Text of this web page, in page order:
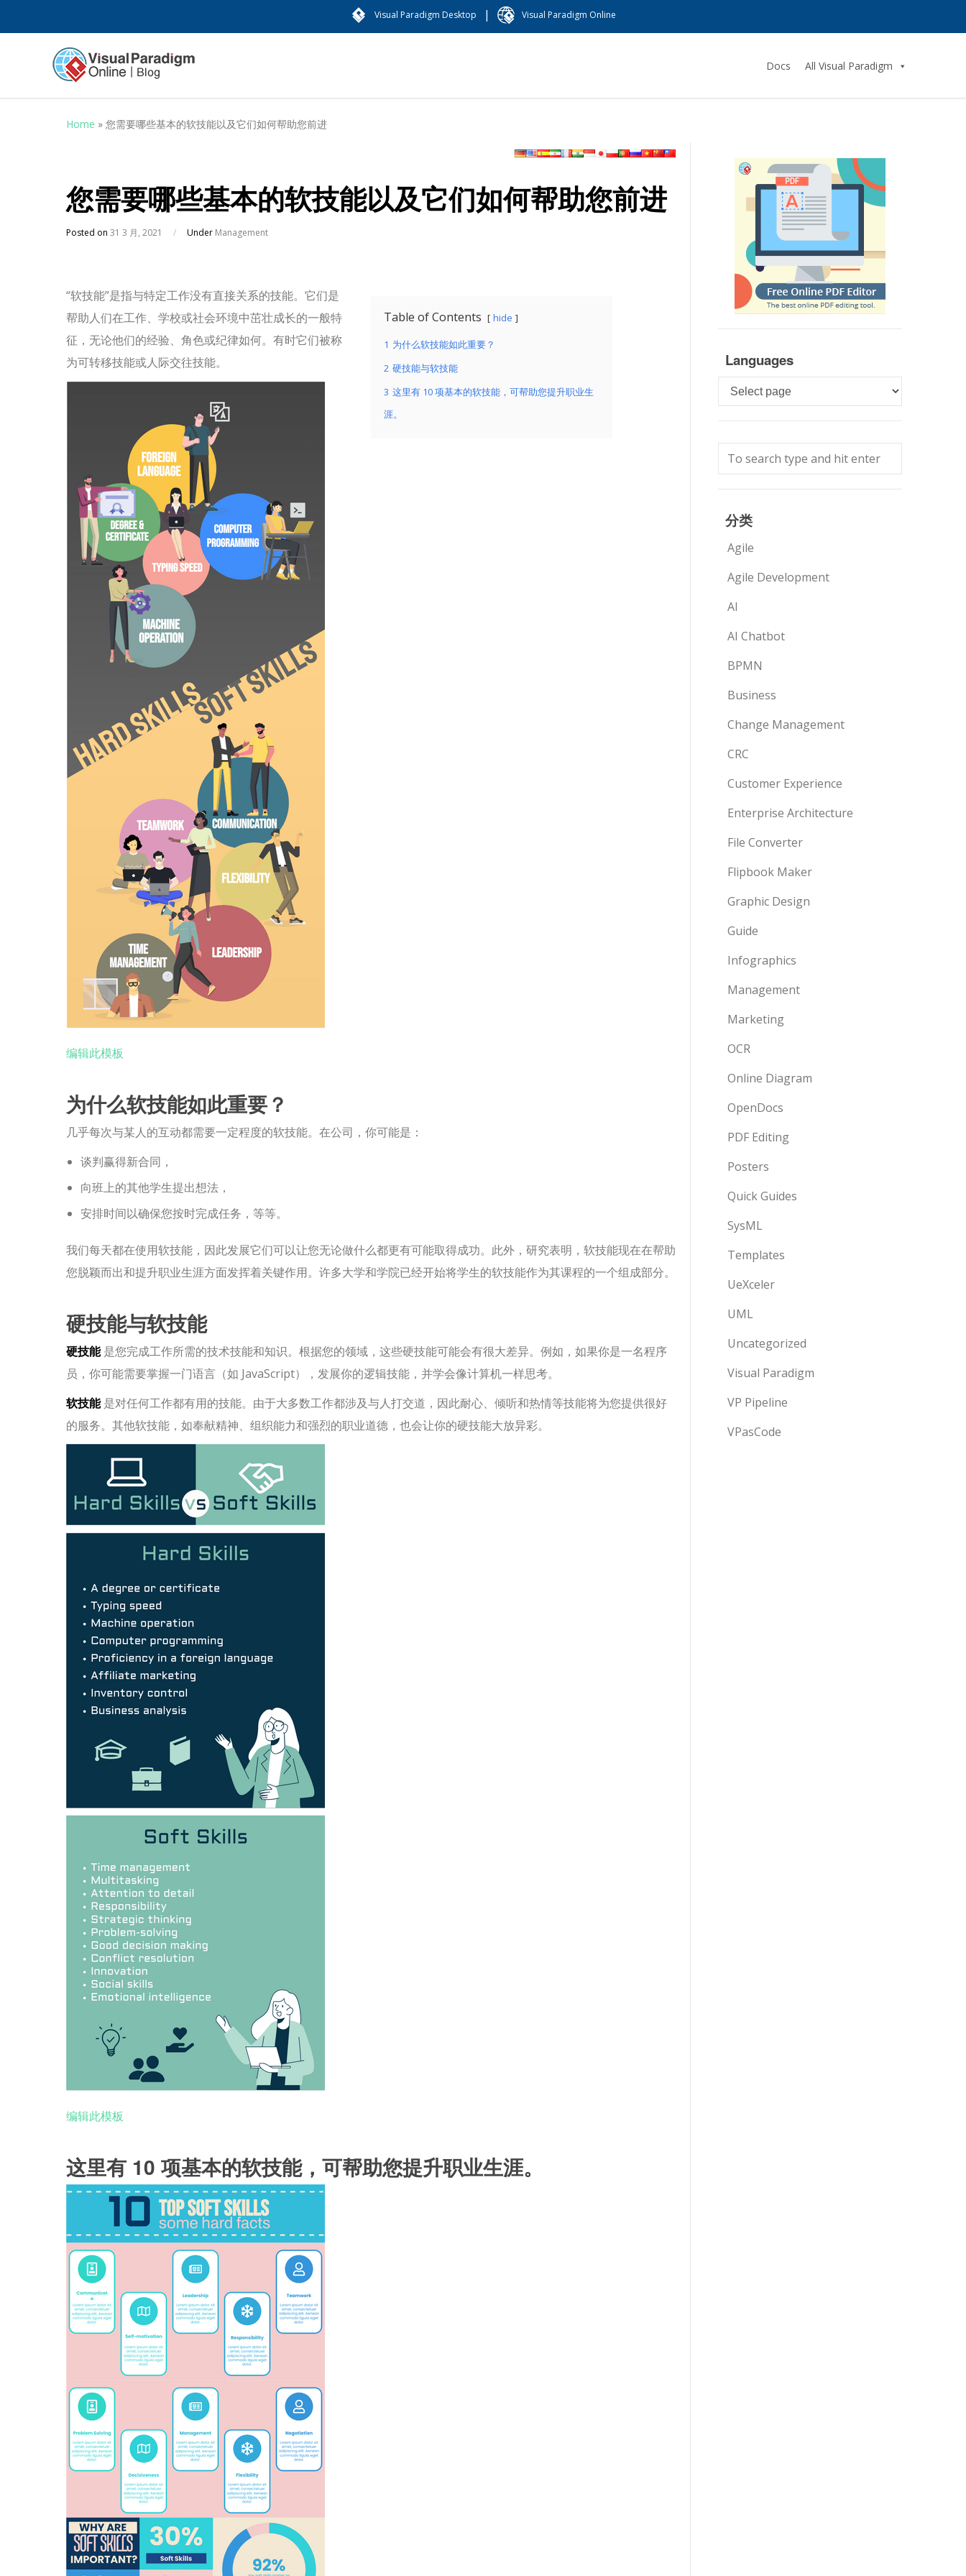
Visual Paradigm Desktop | Visual Paradigm Online
Docs All Visual Paradigm
Home » 您需要哪些基本的软技能以及它们如何帮助您前进
您需要哪些基本的软技能以及它们如何帮助您前进
Posted on 31 3 月, 2021 / Under Management
Table of Contents hide
1 为什么软技能如此重要？
2 硬技能与软技能
3 这里有 10 项基本的软技能，可帮助您提升职业生
涯。
“软技能”是指与特定工作没有直接关系的技能。它们是
帮助人们在工作、学校或社会环境中茁壮成长的一般特
征，无论他们的经验、角色或纪律如何。有时它们被称
为可转移技能或人际交往技能。
编辑此模板
为什么软技能如此重要？
几乎每次与某人的互动都需要一定程度的软技能。在公司，你可能是：
谈判赢得新合同，
向班上的其他学生提出想法，
安排时间以确保您按时完成任务，等等。
我们每天都在使用软技能，因此发展它们可以让您无论做什么都更有可能取得成功。此外，研究表明，软技能现在在帮助
您脱颖而出和提升职业生涯方面发挥着关键作用。许多大学和学院已经开始将学生的软技能作为其课程的一个组成部分。
硬技能与软技能
硬技能是您完成工作所需的技术技能和知识。根据您的领域，这些硬技能可能会有很大差异。例如，如果你是一名程序
员，你可能需要掌握一门语言（如 JavaScript），发展你的逻辑技能，并学会像计算机一样思考。
软技能是对任何工作都有用的技能。由于大多数工作都涉及与人打交道，因此耐心、倾听和热情等技能将为您提供很好
的服务。其他软技能，如奉献精神、组织能力和强烈的职业道德，也会让你的硬技能大放异彩。
编辑此模板
这里有 10 项基本的软技能，可帮助您提升职业生涯。
Languages
Languages
分类
Agile
Agile Development
AI
AI Chatbot
BPMN
Business
Change Management
CRC
Customer Experience
Enterprise Architecture
File Converter
Flipbook Maker
Graphic Design
Guide
Infographics
Management
Marketing
OCR
Online Diagram
OpenDocs
PDF Editing
Posters
Quick Guides
SysML
Templates
UeXceler
UML
Uncategorized
Visual Paradigm
VP Pipeline
VPasCode